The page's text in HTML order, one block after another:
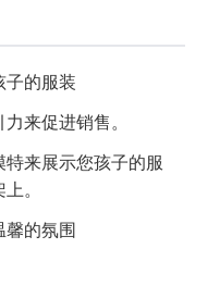
子的服装
来促进销售。
来展示您孩子的服
。
馨的氛围